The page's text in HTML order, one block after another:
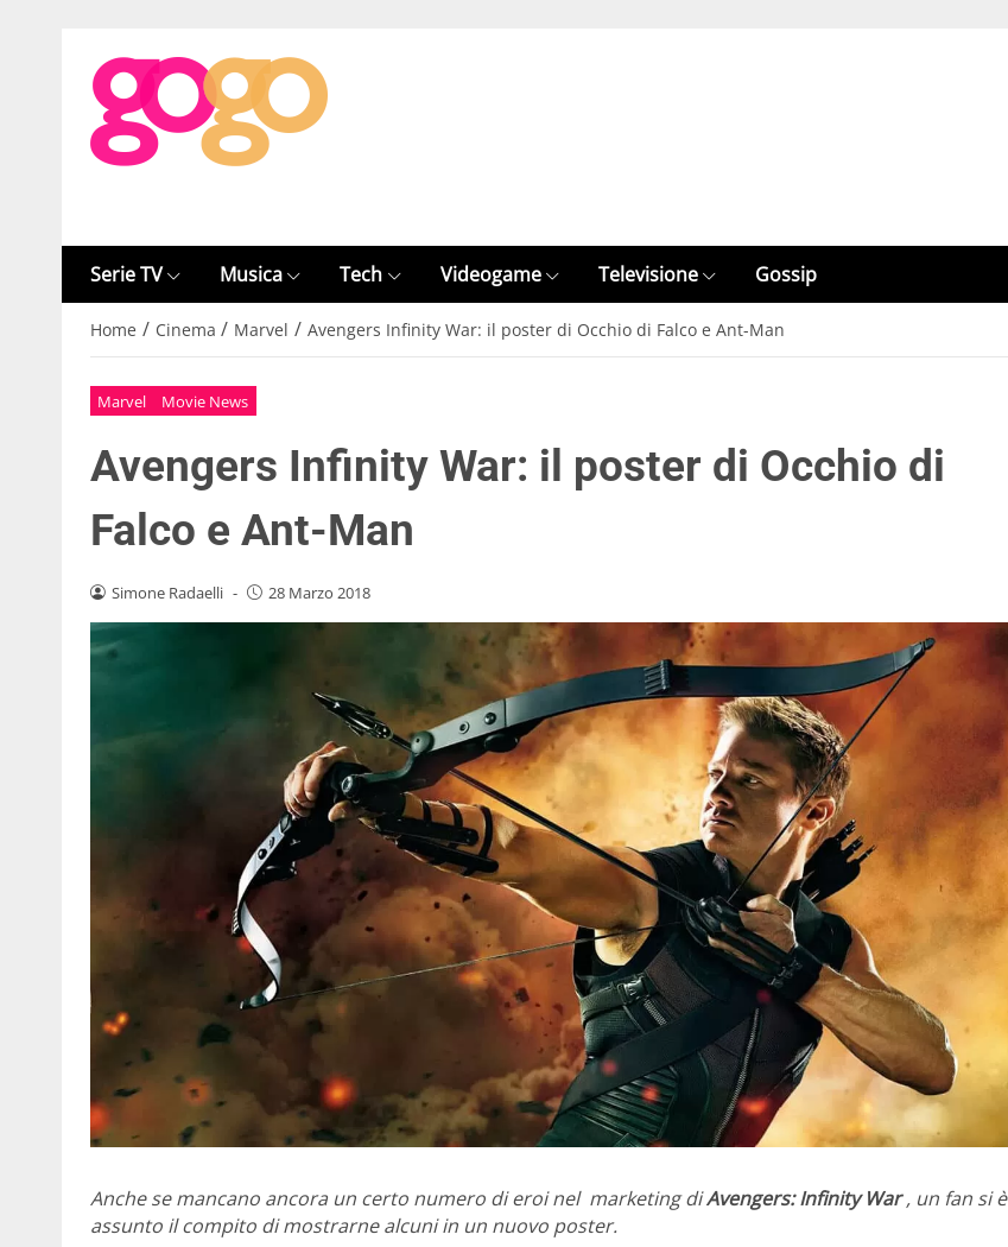
Serie TV Musica Tech Videogame Televisione Gossip
Home / Cinema / Marvel / Avengers Infinity War: il poster di Occhio di Falco e Ant-Man
Marvel Movie News
Avengers Infinity War: il poster di Occhio di
Falco e Ant-Man
Simone Radaelli - 28 Marzo 2018
Anche se mancano ancora un certo numero di eroi nel marketing diAvengers: Infinity War, un fan si è
assunto il compito di mostrarne alcuni in un nuovo poster.